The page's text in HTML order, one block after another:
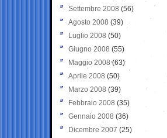
Settembre 2008 (56)
Agosto 2008 (39)
Luglio 2008 (50)
Giugno 2008 (55)
Maggio 2008(63)
Aprile 2008 (50)
Marzo 2008 (39)
Febbraio 2008 (35)
Gennaio 2008 (36)
Dicembre 2007 (25)